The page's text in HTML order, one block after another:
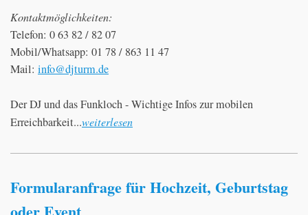
Kontaktmöglichkeiten:
Telefon: 0 63 82 / 82 07
Mobil/Whatsapp: 01 78 / 863 11 47
Mail: info@djturm.de
Der DJ und das Funkloch - Wichtige Infos zur mobilen
Erreichbarkeit...weiterlesen
Formularanfrage für Hochzeit, Geburtstag